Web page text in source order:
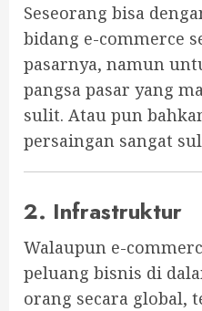
Seseorang bisa
bidang e-commerce
pasarnya, namun
pangsa pasar yang
sulit. Atau pun
persaingan sangat
2. Infrastruktur
Walaupun e-
peluang bisnis di
orang secara global,